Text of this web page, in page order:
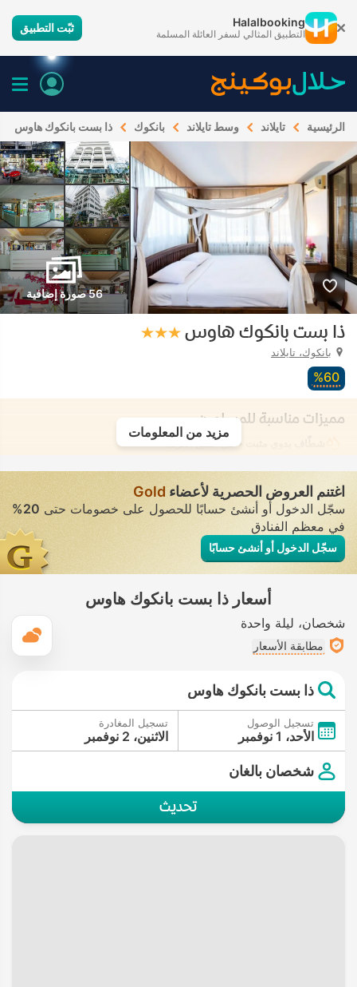
Halalbooking
التطبيق المثالي لسفر العائلة المسلمة ثبّت التطبيق
الرئيسية تايلاند وسط تايلاند بانكوك ذا بست بانكوك هاوس
56 صورة إضافية
ذا بست بانكوك هاوس
بانكوك، تايلاند
60‏%
مميزات مناسبة للمسلمين
• في جميع الغرف
مزيد من المعلومات
اغتنم العروض الحصرية لأعضاء Gold
سجّل الدخول أو أنشئ حسابًا للحصول على خصومات حتى20%
في معظم الفنادق
سجّل الدخول أو أنشئ حسابًا
أسعار ذا بست بانكوك هاوس
شخصان ليلة واحدة
مطابقة الأسعار
ذا بست بانكوك هاوس
تسجيل الوصول
الأحد، 1 نوفمبر
تسجيل المغادرة
الاثنين، 2 نوفمبر
شخصان بالغان
تحديث